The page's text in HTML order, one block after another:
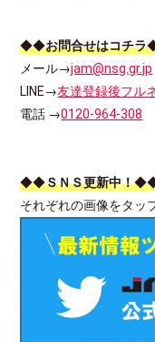
◆◆お問合せはコチラ
メール→jam@nsg.gr.jp
LINE→友達登録後フル
電話 →0120-964-308
◆◆ＳＮＳ更新中！
それぞれの画像をタッ